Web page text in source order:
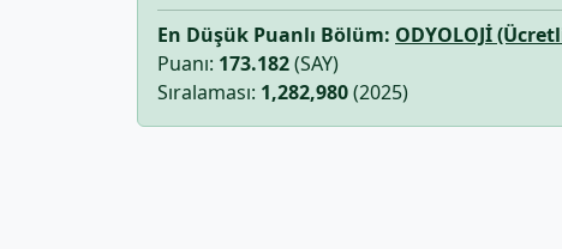
En Düşük Puanlı Bölüm: ODYOLOJİ
Puanı: 173.182(SAY)
Sıralaması: 1,282,980(2025)